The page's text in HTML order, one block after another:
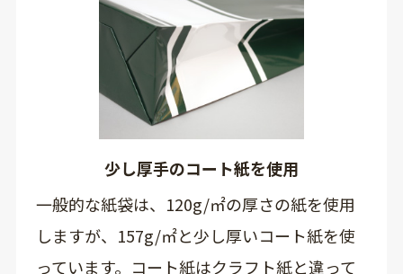
少し厚手のコート紙を使用
一般的な紙袋は、120g/㎡の厚さの紙を使用
しますが、157g/㎡と少し厚いコート紙を使
っています。コート紙はクラフト紙と違って